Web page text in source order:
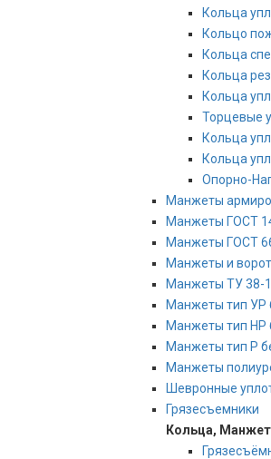
Кольца
Кольцо
Кольца
Кольца
Кольца
Торцевые
Кольца
Кольца
Опорно-
Манжеты
Манжеты ГОСТ
Манжеты ГОСТ
Манжеты и
Манжеты ТУ 38-
Манжеты тип УР
Манжеты тип НР
Манжеты тип Р
Манжеты
Шевронные
Грязесъемники
Кольца,